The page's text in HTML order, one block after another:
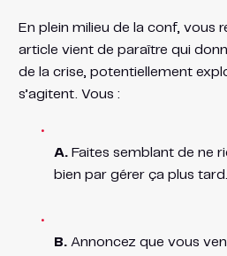
En plein milieu de la conf, vous
article vient de paraître qui
de la crise, potentiellement
s’agitent. Vous :
A.Faites semblant de ne
bien par gérer ça plus tard.
B.Annoncez que vous